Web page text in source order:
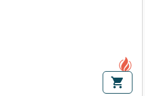
shopping_cart